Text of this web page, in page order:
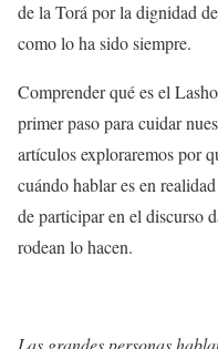
de la Torá por la dignidad
como lo ha sido siempre.
Comprender qué es el
primer paso para cuidar
artículos exploraremos por
cuándo hablar es en
de participar en el discurso
rodean lo hacen.
Las grandes personas